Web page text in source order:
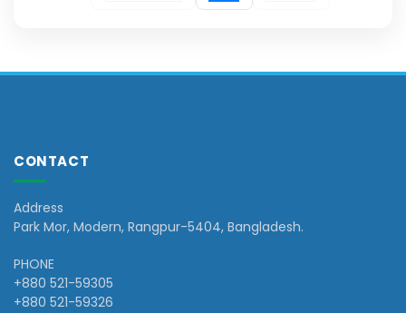
CONTACT
Address
Park Mor, Modern, Rangpur-5404, Bangladesh.
PHONE
+880 521-59305
+880 521-59326